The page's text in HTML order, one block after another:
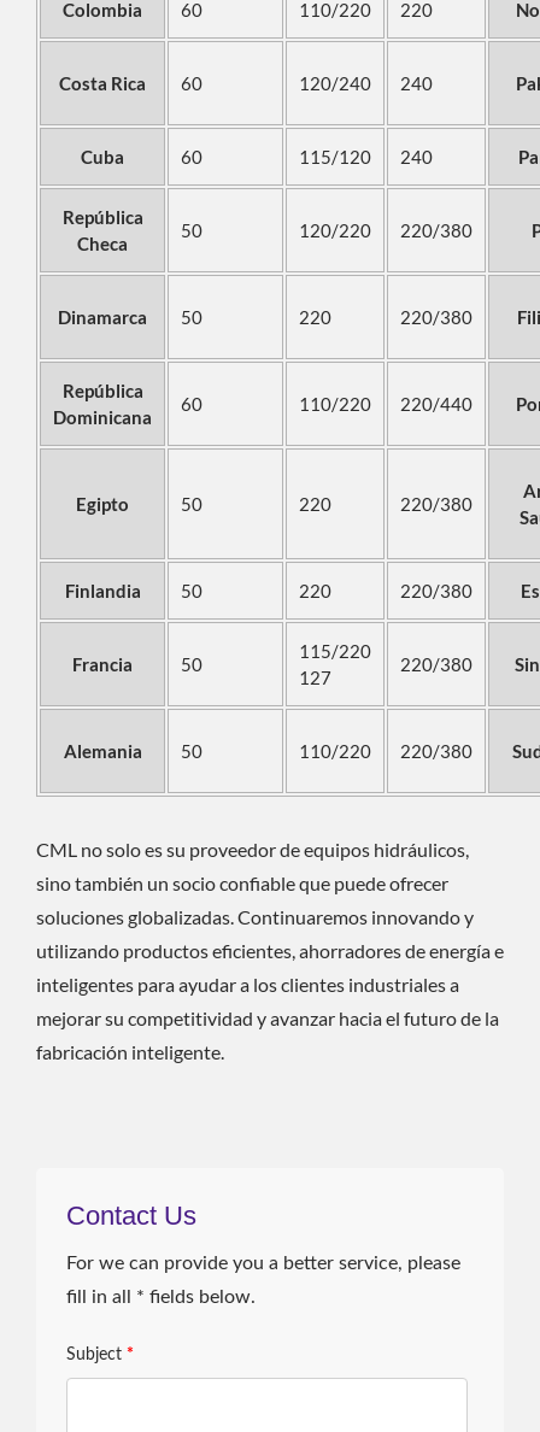
Colombia 60 110/220 220
Costa Rica 60 120/240 240
Cuba 60 115/120 240
República
Checa
50 120/220 220/380
Dinamarca 50 220 220/380
República
Dominicana
60 110/220 220/440
Egipto 50 220 220/380
Finlandia 50 220 220/380
Francia 50
115/220
127
220/380
Alemania 50 110/220 220/380
CML no solo es su proveedor de equipos hidráulicos,
sino también un socio confiable que puede ofrecer
soluciones globalizadas. Continuaremos innovando y
utilizando productos eficientes, ahorradores de energía e
inteligentes para ayudar a los clientes industriales a
mejorar su competitividad y avanzar hacia el futuro de la
fabricación inteligente.